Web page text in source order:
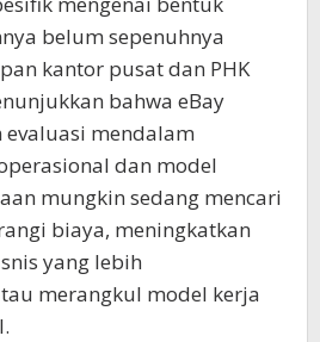
belum sepenuhnya
kantor pusat dan PHK
bahwa eBay
mendalam
dan model
mungkin sedang mencari
biaya, meningkatkan
yang lebih
merangkul model kerja